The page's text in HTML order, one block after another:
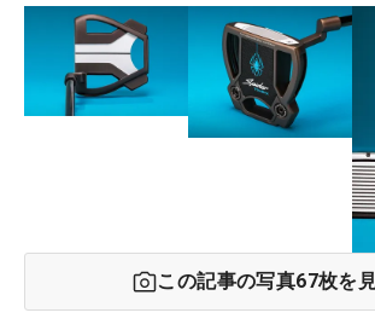
この記事の写真67枚を